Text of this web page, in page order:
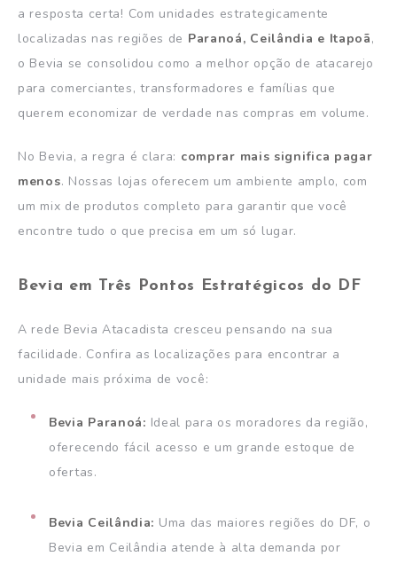
a resposta certa! Com unidades estrategicamente
localizadas nas regiões de Paranoá, Ceilândia e Itapoã,
o Bevia se consolidou como a melhor opção de atacarejo
para comerciantes, transformadores e famílias que
querem economizar de verdade nas compras em volume.
No Bevia, a regra é clara: comprar mais significa pagar
menos. Nossas lojas oferecem um ambiente amplo, com
um mix de produtos completo para garantir que você
encontre tudo o que precisa em um só lugar.
Bevia em Três Pontos Estratégicos do DF
A rede Bevia Atacadista cresceu pensando na sua
facilidade. Confira as localizações para encontrar a
unidade mais próxima de você:
Bevia Paranoá: Ideal para os moradores da região,
oferecendo fácil acesso e um grande estoque de
ofertas.
Bevia Ceilândia: Uma das maiores regiões do DF, o
Bevia em Ceilândia atende à alta demanda por